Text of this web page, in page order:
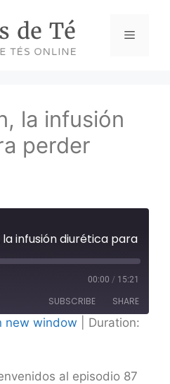
Menu
la infusión
perder
00:00 / 15:21
SUBSCRIBE SHARE
new window
Duration:
al episodio 87